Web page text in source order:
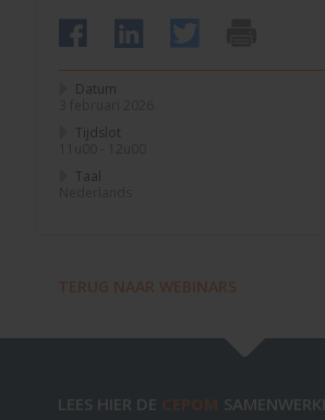
Datum
Tijdslot
Taal
TERUG NAAR WEBINARS
LEES HIER DE CEPOM